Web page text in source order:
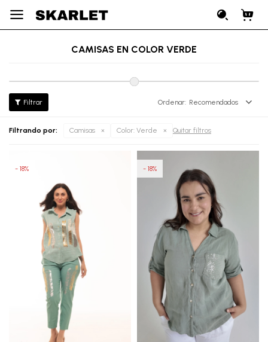

CAMISAS EN COLOR VERDE
Recomendados
Filtrando por: Camisas Color: Verde Quitar filtros
18 18